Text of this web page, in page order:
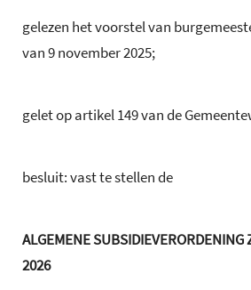
gelezen het voorstel van
van 9 november 2025;
gelet op artikel 149 van de
besluit: vast te stellen de
ALGEMENE SUBSIDIEVERORDENING
2026